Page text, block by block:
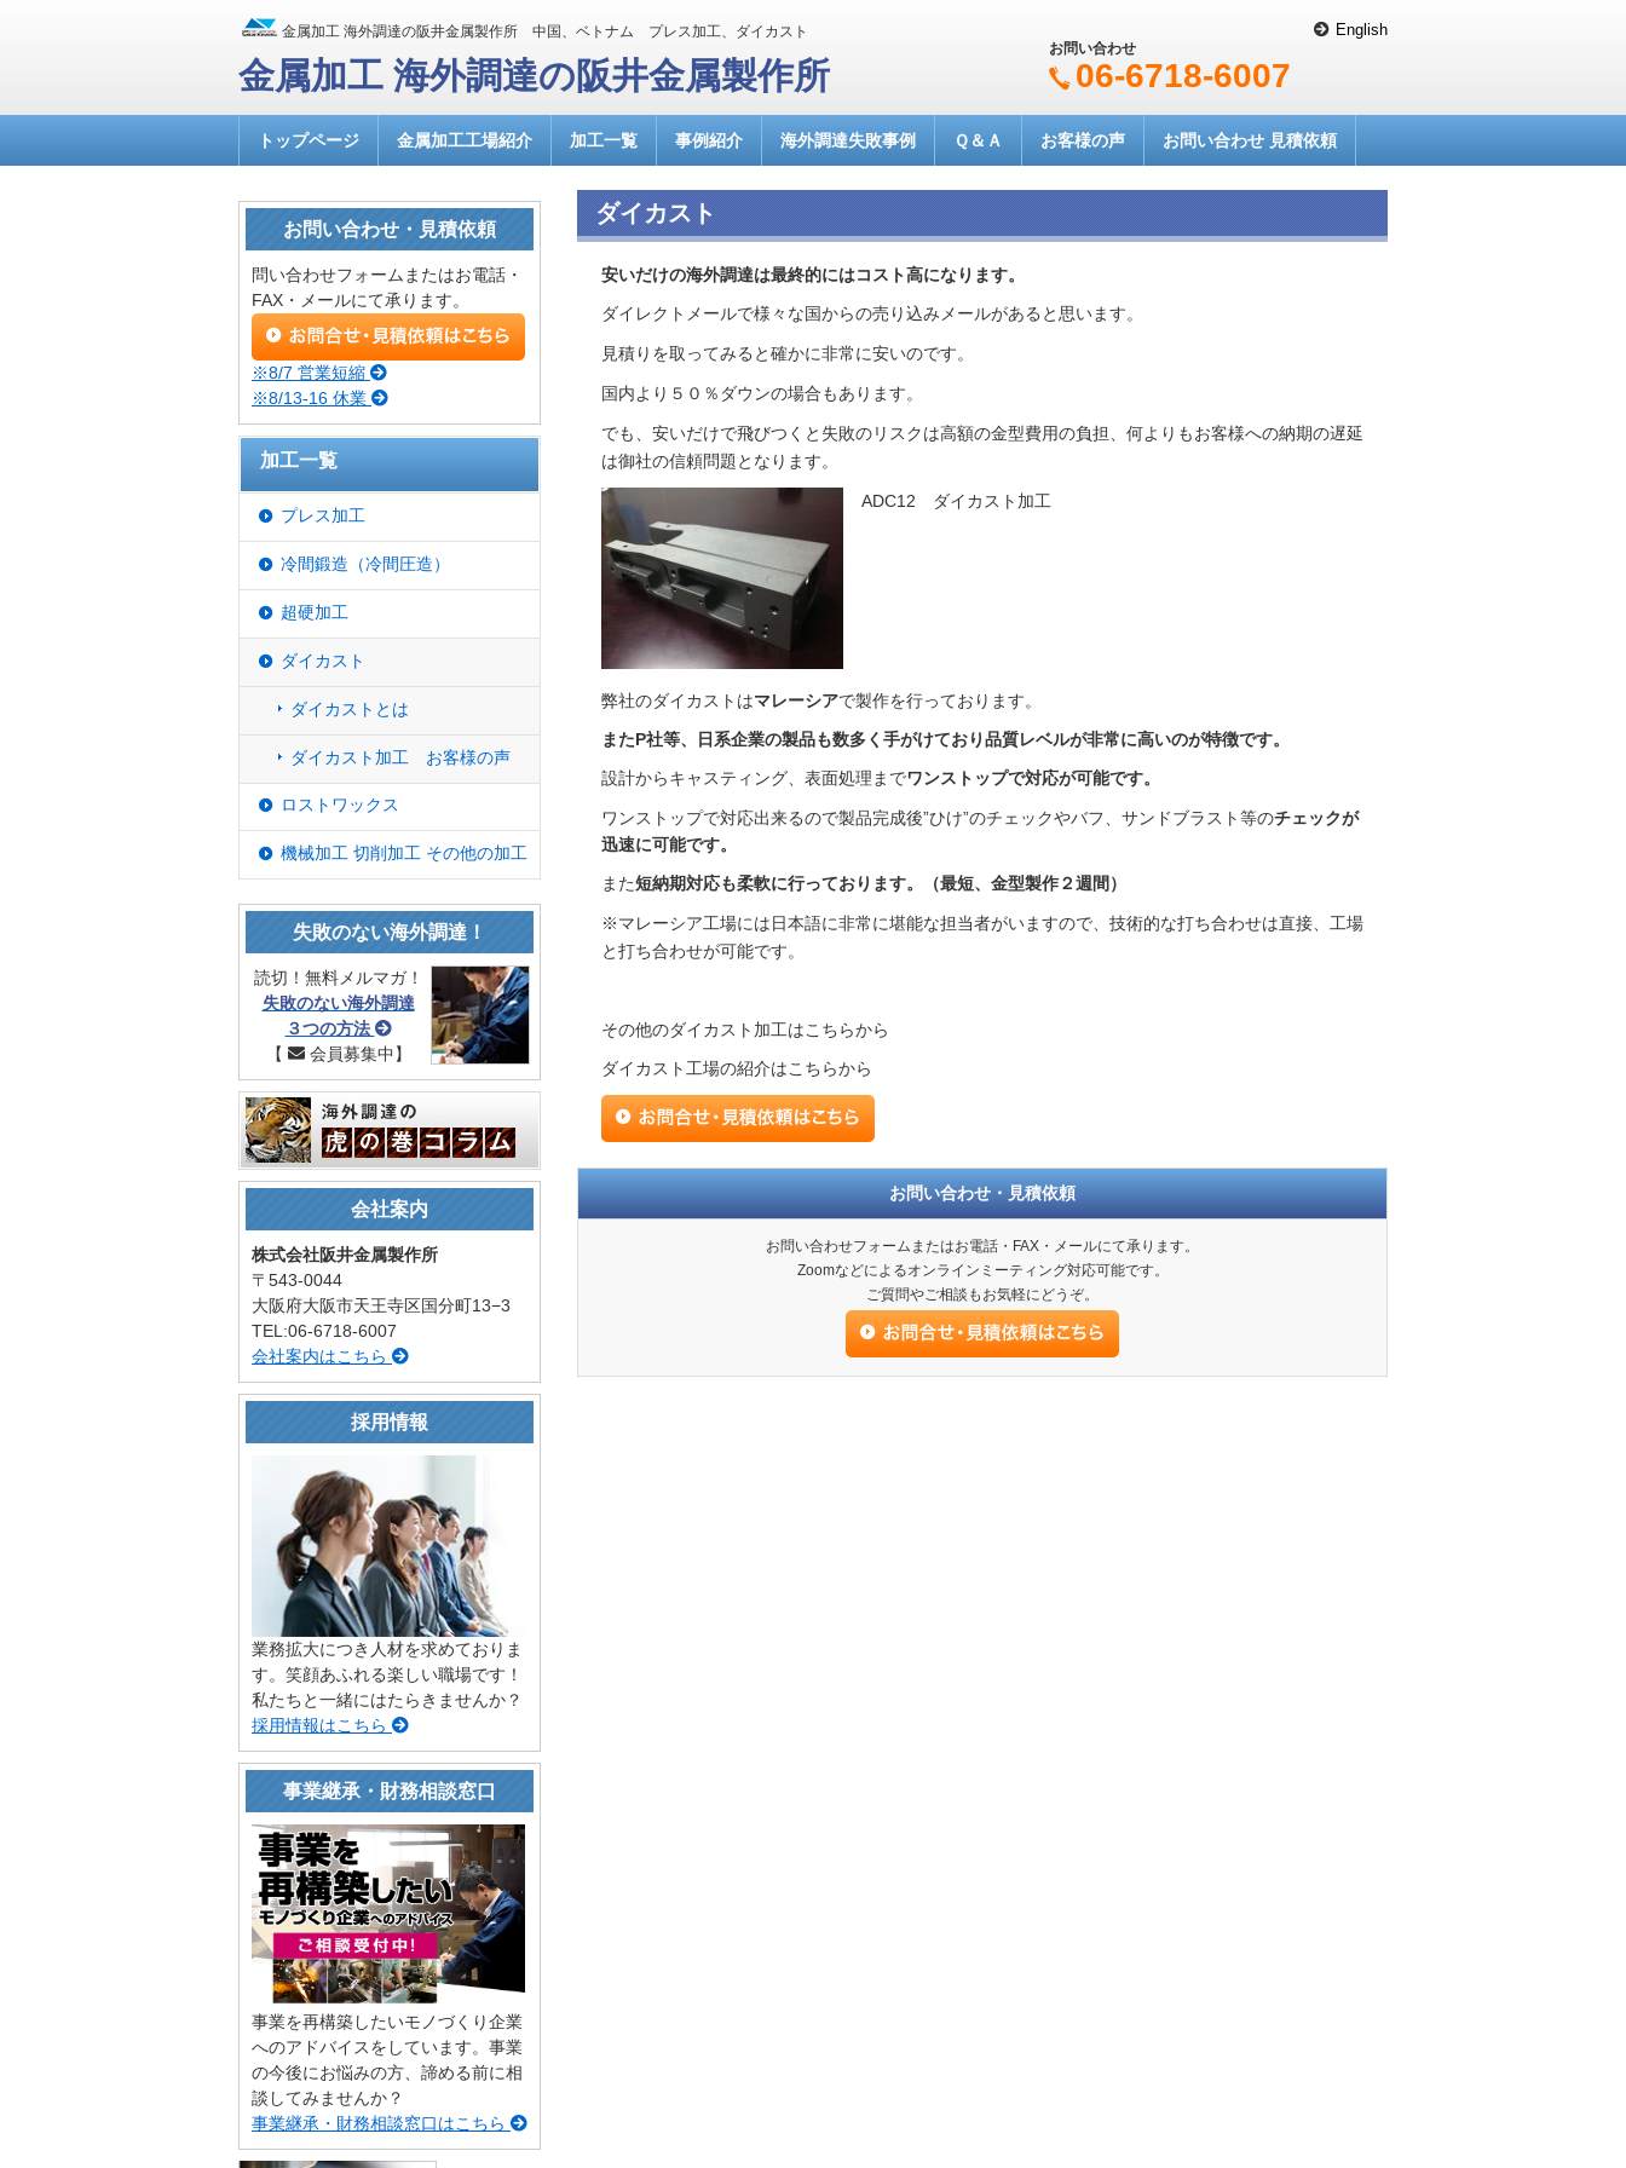
金属加工 海外調達の阪井金属製作所 中国、ベトナム プレス加工、ダイカスト
金属加工 海外調達の阪井金属製作所
English
お問い合わせ
06-6718-6007
トップページ 金属加工工場紹介 加工一覧 事例紹介 海外調達失敗事例 Ｑ＆Ａ お客様の声 お問い合わせ 見積依頼
ダイカスト
安いだけの海外調達は最終的にはコスト高になります。
ダイレクトメールで様々な国からの売り込みメールがあると思います。
見積りを取ってみると確かに非常に安いのです。
国内より５０％ダウンの場合もあります。
でも、安いだけで飛びつくと失敗のリスクは高額の金型費用の負担、何よりもお客様への納期の遅延
は御社の信頼問題となります。
ADC12 ダイカスト加工
弊社のダイカストはマレーシアで製作を行っております。
またP社等、日系企業の製品も数多く手がけており品質レベルが非常に高いのが特徴です。
設計からキャスティング、表面処理までワンストップで対応が可能です。
ワンストップで対応出来るので製品完成後”ひけ”のチェックやバフ、サンドブラスト等のチェックが
迅速に可能です。
また短納期対応も柔軟に行っております。（最短、金型製作２週間）
※マレーシア工場には日本語に非常に堪能な担当者がいますので、技術的な打ち合わせは直接、工場
と打ち合わせが可能です。
その他のダイカスト加工はこちらから
ダイカスト工場の紹介はこちらから
お問い合わせ・見積依頼
お問い合わせフォームまたはお電話・FAX・メールにて承ります。
Zoomなどによるオンラインミーティング対応可能です。
ご質問やご相談もお気軽にどうぞ。
お問い合わせ・見積依頼
問い合わせフォームまたはお電話・
FAX・メールにて承ります。
※8/7 営業短縮
※8/13-16 休業
加工一覧
プレス加工
冷間鍛造（冷間圧造）
超硬加工
ダイカスト
ダイカストとは
ダイカスト加工 お客様の声
ロストワックス
機械加工 切削加工 その他の加工
失敗のない海外調達！
読切！無料メルマガ！
失敗のない海外調達
３つの方法
【
会員募集中】
会社案内
株式会社阪井金属製作所
〒543-0044
大阪府大阪市天王寺区国分町13−3
TEL:06-6718-6007
会社案内はこちら
採用情報
業務拡大につき人材を求めておりま
す。笑顔あふれる楽しい職場です！
私たちと一緒にはたらきませんか？
採用情報はこちら
事業継承・財務相談窓口
事業を再構築したいモノづくり企業
へのアドバイスをしています。事業
の今後にお悩みの方、諦める前に相
談してみませんか？
事業継承・財務相談窓口はこちら